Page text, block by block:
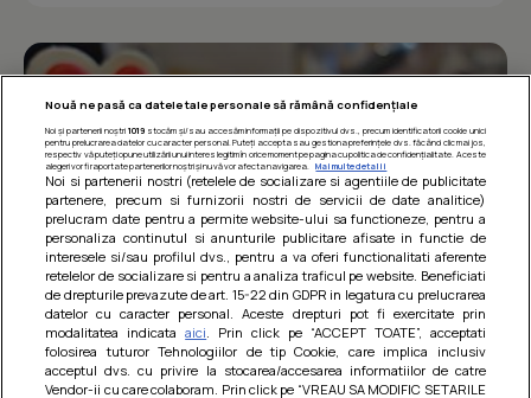
Barcute din vinete cu arpagic rosu
Un deliciu usor de preparat!
Nouă ne pasă ca datele tale personale să rămână confidențiale
Noi și partenerii noștri 1019stocăm și/sau accesăm informații pe dispozitivul dvs., precum identificatorii cookie unici
pentru prelucrarea datelor cu caracter personal. Puteți accepta sau gestiona preferințele dvs. făcând clic mai jos,
respectiv vă puteți opune utilizării unui interes legitim în orice moment pe pagina cu politica de confidențialitate. Aceste
alegeri vor fi raportate partenerilor noștri și nu vă vor afecta navigarea.
Mai multe detalii
Noi si partenerii nostri (retelele de socializare si agentiile de publicitate
partenere, precum si furnizorii nostri de servicii de date analitice)
prelucram date pentru a permite website-ului sa functioneze, pentru a
personaliza continutul si anunturile publicitare afisate in functie de
interesele si/sau profilul dvs., pentru a va oferi functionalitati aferente
retelelor de socializare si pentru a analiza traficul pe website. Beneficiati
de drepturile prevazute de art. 15-22 din GDPR in legatura cu prelucrarea
datelor cu caracter personal. Aceste drepturi pot fi exercitate prin
modalitatea indicataaici . Prin click pe “ACCEPT TOATE”, acceptati
folosirea tuturor Tehnologiilor de tip Cookie, care implica inclusiv
acceptul dvs. cu privire la stocarea/accesarea informatiilor de catre
Vendor-ii cu care colaboram. Prin click pe “VREAU SA MODIFIC SETARILE